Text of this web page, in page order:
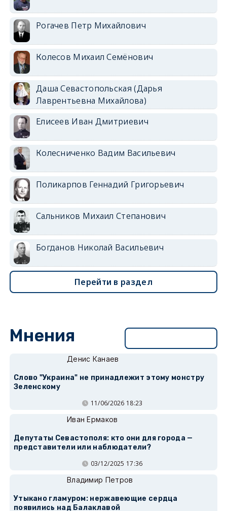
Рогачев Петр Михайлович
Колесов Михаил Семёнович
Даша Севастопольская (Дарья
Лаврентьевна Михайлова)
Елисеев Иван Дмитриевич
Колесниченко Вадим Васильевич
Поликарпов Геннадий Григорьевич
Сальников Михаил Степанович
Богданов Николай Васильевич
Перейти в раздел
Мнения
Денис Канаев
Слово "Украина" не принадлежит этому монстру
Зеленскому
11/06/2026 18:23
Иван Ермаков
Депутаты Севастополя: кто они для города —
представители или наблюдатели?
03/12/2025 17:36
Владимир Петров
Утыкано гламуром: нержавеющие сердца
появились над Балаклавой